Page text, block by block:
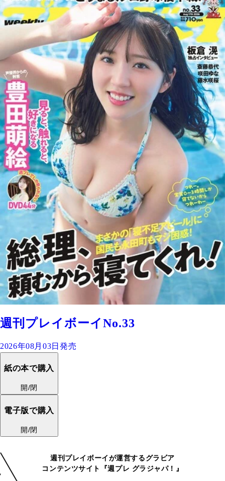
週刊プレイボーイNo.33
2026年08月03日発売
紙の本で購入
開/閉
電子版で購入
開/閉
週刊プレイボーイが運営するグラビア
コンテンツサイト『週プレ グラジャパ！』